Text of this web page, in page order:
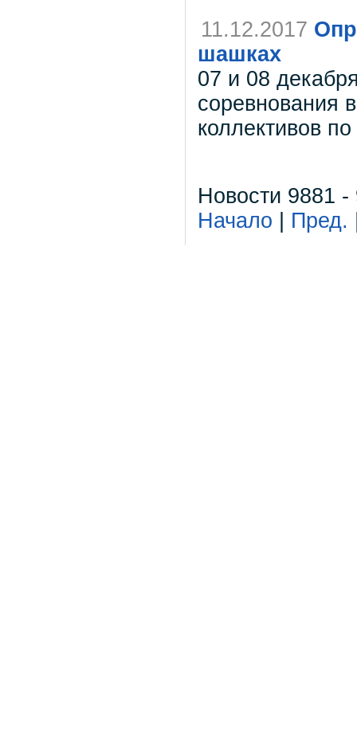
11.12.2017
шашках
07 и 08
соревнования
коллективов
Новости 9881 -
Начало
Пред.